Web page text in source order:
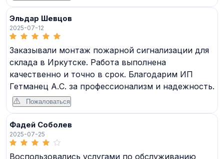
Эльдар Шевцов
2025-07-12
Заказывали монтаж пожарной сигнализации для
склада в Иркутске. Работа выполнена
качественно и точно в срок. Благодарим ИП
Гетманец А.С. за профессионализм и надежность.
Пожаловаться
Фадей Соболев
2025-07-25
Воспользовались услугами по обслуживанию